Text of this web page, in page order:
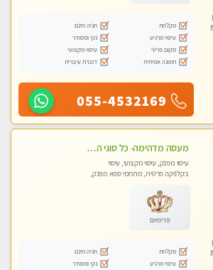
מקלחת
חניה חינם
עיסוי מרגיע
נקי ומסודר
מקום פרטי
עיסוי מקצועי
תמונה אמיתית
דוברת עיברית
055-4532169
מעסה מדהימה- כל סוגי העיסויים מעסה מקצועית ואיכותית פרטי!!! לחוויה בלתי נשכחת!!
עיסוי מפנק, עיסוי מקצועי, עיסוי
בקלניקה פרטית, מתחמי ספא מפנק,
פרימיום
מקלחת
חניה חינם
עיסוי מרגיע
נקי ומסודר